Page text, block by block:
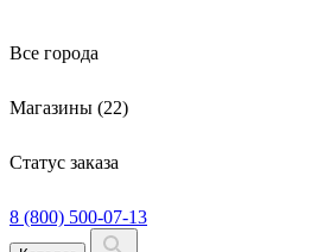
Все города
Магазины (22)
Статус заказа
8 (800) 500-07-13